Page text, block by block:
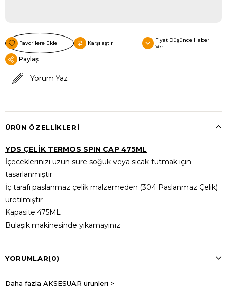
Favorilere Ekle Karşılaştır
Fiyat Düşünce Haber
Ver
Paylaş
Yorum Yaz
ÜRÜN ÖZELLIKLERI
YDS ÇELİK TERMOS SPIN CAP 475ML
İçeceklerinizi uzun süre soğuk veya sıcak tutmak için
tasarlanmıştır
İç tarafı paslanmaz çelik malzemeden (304 Paslanmaz Çelik)
üretilmiştir
Kapasite:475ML
Bulaşık makinesinde yıkamayınız
YORUMLAR(0)
Daha fazla AKSESUAR ürünleri >